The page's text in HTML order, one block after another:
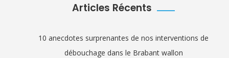
Articles Récents
10 anecdotes surprenantes de nos interventions de
débouchage dans le Brabant wallon